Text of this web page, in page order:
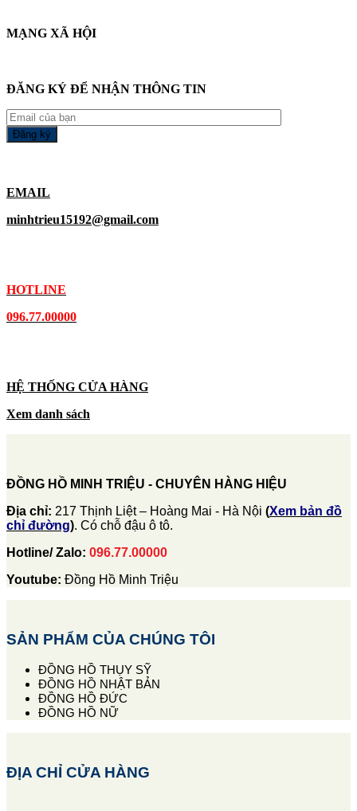
MẠNG XÃ HỘI
ĐĂNG KÝ ĐỂ NHẬN THÔNG TIN
EMAIL
minhtrieu15192@gmail.com
HOTLINE
096.77.00000
HỆ THỐNG CỬA HÀNG
Xem danh sách
ĐỒNG HỒ MINH TRIỆU - CHUYÊN HÀNG HIỆU
Địa chỉ: 217 Thịnh Liệt – Hoàng Mai - Hà Nội (Xem bản đồ
chỉ đường). Có chỗ đậu ô tô.
Hotline/ Zalo: 096.77.00000
Youtube: Đồng Hồ Minh Triệu
SẢN PHẨM CỦA CHÚNG TÔI
ĐỒNG HỒ THỤY SỸ
ĐỒNG HỒ NHẬT BẢN
ĐỒNG HỒ ĐỨC
ĐỒNG HỒ NỮ
ĐỊA CHỈ CỬA HÀNG